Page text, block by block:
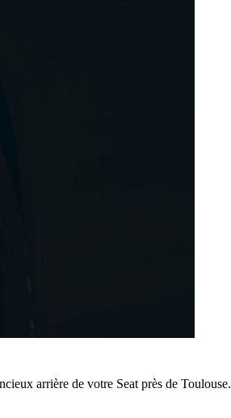
arrière de votre Seat près de Toulouse.